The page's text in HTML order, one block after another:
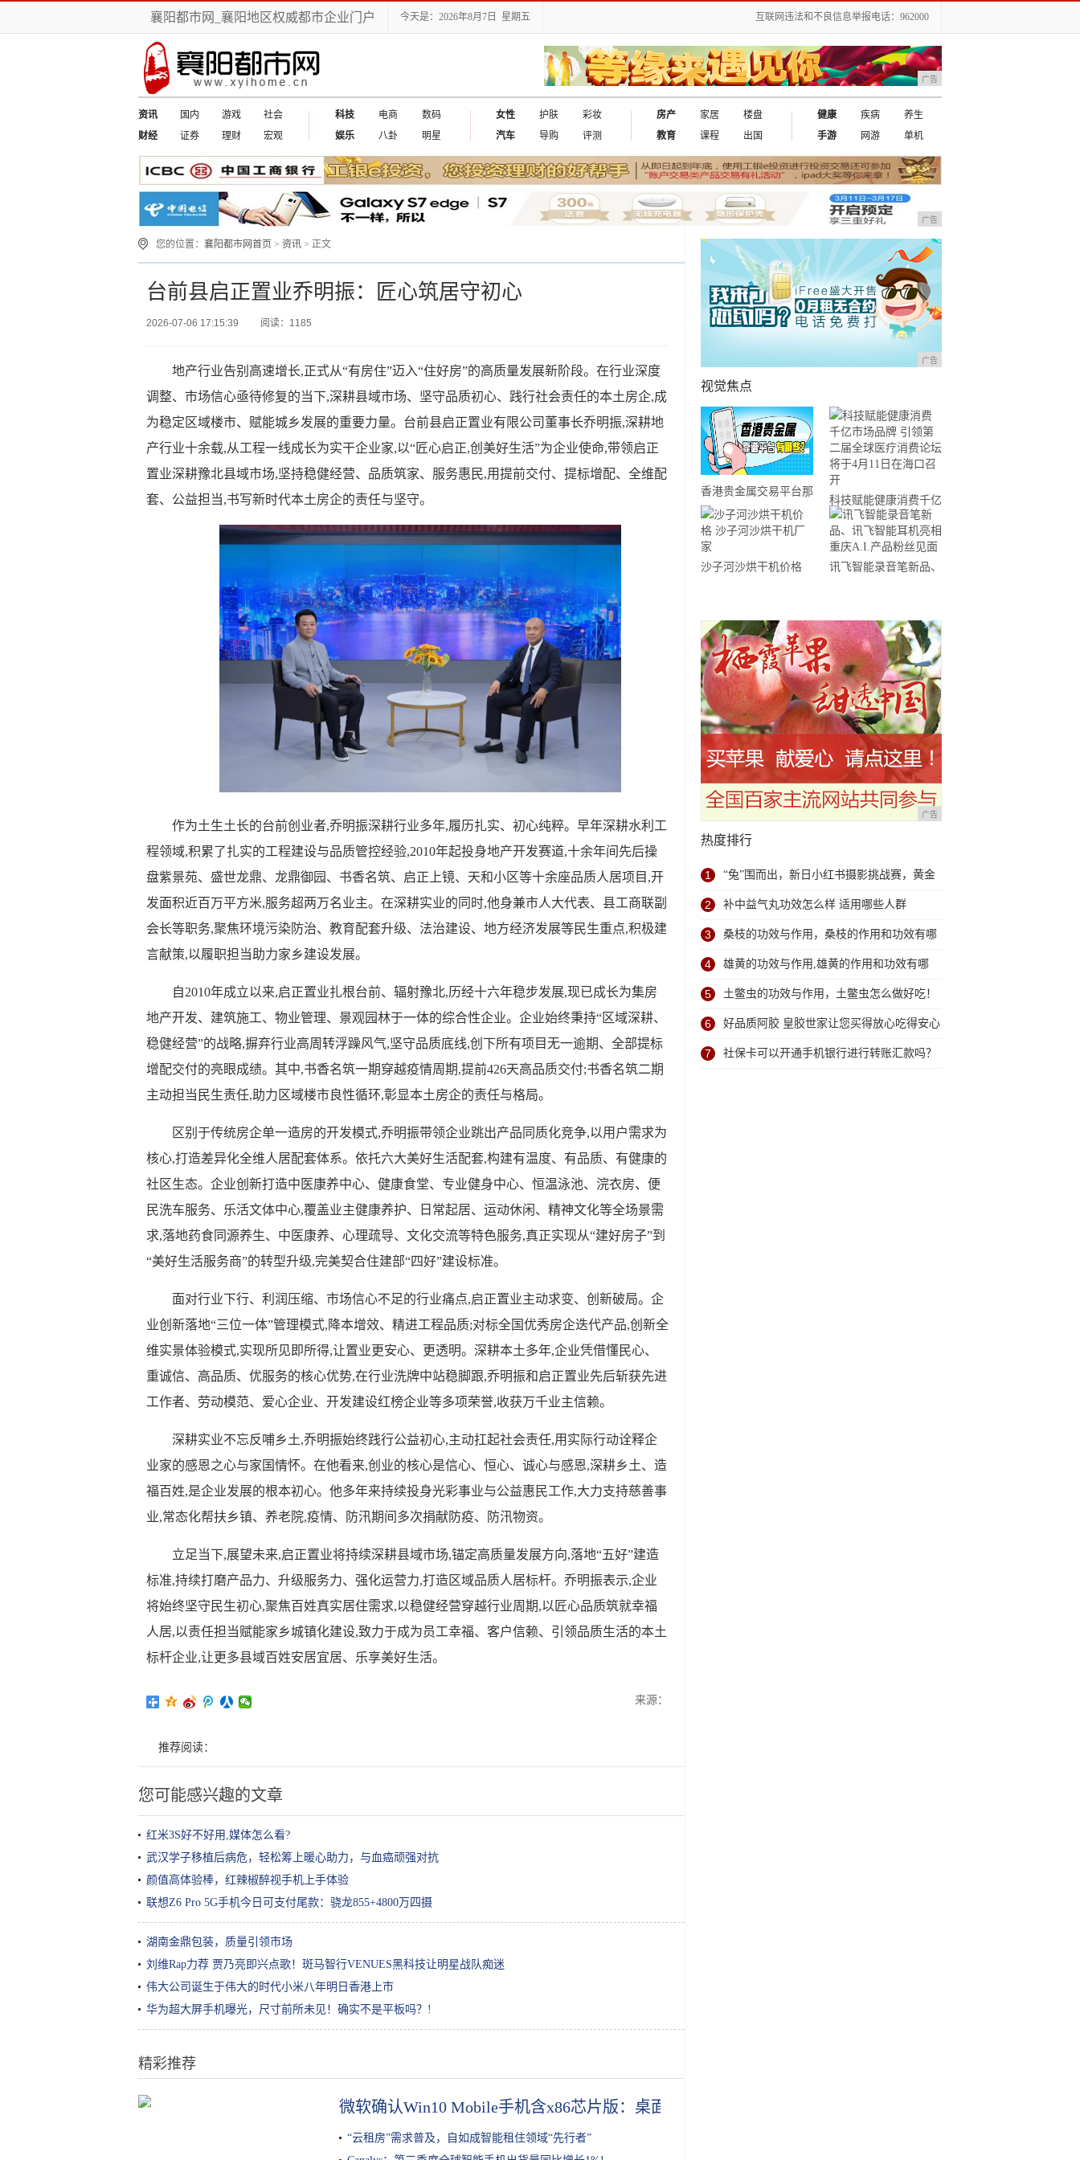
襄阳都市网_襄阳地区权威都市企业门户 今天是：2026年8月7日 星期五 互联网违法和不良信息举报电话：962000
广告
资讯 国内 游戏
社会
财经
证券 理财 宏观
科技 电商
数码
娱乐
八卦 明星
女性 护肤
彩妆
汽车
导购 评测
房产 家居
楼盘
教育
课程 出国
健康 疾病
养生
手游
网游 单机
广告
您的位置： 襄阳都市网首页 > 资讯 > 正文
台前县启正置业乔明振：匠心筑居守初心
2026-07-06 17:15:39 阅读：1185
地产行业告别高速增长,正式从“有房住”迈入“住好房”的高质量发展新阶段。在行业深度
调整、市场信心亟待修复的当下,深耕县域市场、坚守品质初心、践行社会责任的本土房企,成
为稳定区域楼市、赋能城乡发展的重要力量。台前县启正置业有限公司董事长乔明振,深耕地
产行业十余载,从工程一线成长为实干企业家,以“匠心启正,创美好生活”为企业使命,带领启正
置业深耕豫北县域市场,坚持稳健经营、品质筑家、服务惠民,用提前交付、提标增配、全维配
套、公益担当,书写新时代本土房企的责任与坚守。
作为土生土长的台前创业者,乔明振深耕行业多年,履历扎实、初心纯粹。早年深耕水利工
程领域,积累了扎实的工程建设与品质管控经验,2010年起投身地产开发赛道,十余年间先后操
盘紫景苑、盛世龙鼎、龙鼎御园、书香名筑、启正上镜、天和小区等十余座品质人居项目,开
发面积近百万平方米,服务超两万名业主。在深耕实业的同时,他身兼市人大代表、县工商联副
会长等职务,聚焦环境污染防治、教育配套升级、法治建设、地方经济发展等民生重点,积极建
言献策,以履职担当助力家乡建设发展。
自2010年成立以来,启正置业扎根台前、辐射豫北,历经十六年稳步发展,现已成长为集房
地产开发、建筑施工、物业管理、景观园林于一体的综合性企业。企业始终秉持“区域深耕、
稳健经营”的战略,摒弃行业高周转浮躁风气,坚守品质底线,创下所有项目无一逾期、全部提标
增配交付的亮眼成绩。其中,书香名筑一期穿越疫情周期,提前426天高品质交付;书香名筑二期
主动担当民生责任,助力区域楼市良性循环,彰显本土房企的责任与格局。
区别于传统房企单一造房的开发模式,乔明振带领企业跳出产品同质化竞争,以用户需求为
核心,打造差异化全维人居配套体系。依托六大美好生活配套,构建有温度、有品质、有健康的
社区生态。企业创新打造中医康养中心、健康食堂、专业健身中心、恒温泳池、浣衣房、便
民洗车服务、乐活文体中心,覆盖业主健康养护、日常起居、运动休闲、精神文化等全场景需
求,落地药食同源养生、中医康养、心理疏导、文化交流等特色服务,真正实现从“建好房子”到
“美好生活服务商”的转型升级,完美契合住建部“四好”建设标准。
面对行业下行、利润压缩、市场信心不足的行业痛点,启正置业主动求变、创新破局。企
业创新落地“三位一体”管理模式,降本增效、精进工程品质;对标全国优秀房企迭代产品,创新全
维实景体验模式,实现所见即所得,让置业更安心、更透明。深耕本土多年,企业凭借懂民心、
重诚信、高品质、优服务的核心优势,在行业洗牌中站稳脚跟,乔明振和启正置业先后斩获先进
工作者、劳动模范、爱心企业、开发建设红榜企业等多项荣誉,收获万千业主信赖。
深耕实业不忘反哺乡土,乔明振始终践行公益初心,主动扛起社会责任,用实际行动诠释企
业家的感恩之心与家国情怀。在他看来,创业的核心是信心、恒心、诚心与感恩,深耕乡土、造
福百姓,是企业发展的根本初心。他多年来持续投身光彩事业与公益惠民工作,大力支持慈善事
业,常态化帮扶乡镇、养老院,疫情、防汛期间多次捐献防疫、防汛物资。
立足当下,展望未来,启正置业将持续深耕县域市场,锚定高质量发展方向,落地“五好”建造
标准,持续打磨产品力、升级服务力、强化运营力,打造区域品质人居标杆。乔明振表示,企业
将始终坚守民生初心,聚焦百姓真实居住需求,以稳健经营穿越行业周期,以匠心品质筑就幸福
人居,以责任担当赋能家乡城镇化建设,致力于成为员工幸福、客户信赖、引领品质生活的本土
标杆企业,让更多县域百姓安居宜居、乐享美好生活。
来源：
推荐阅读：
您可能感兴趣的文章
红米3S好不好用,媒体怎么看?
武汉学子移植后病危，轻松筹上暖心助力，与血癌顽强对抗
颜值高体验棒，红辣椒醉视手机上手体验
联想Z6 Pro 5G手机今日可支付尾款：骁龙855+4800万四摄
湖南金鼎包装，质量引领市场
刘维Rap力荐 贾乃亮即兴点歌！斑马智行VENUES黑科技让明星战队痴迷
伟大公司诞生于伟大的时代小米八年明日香港上市
华为超大屏手机曝光，尺寸前所未见！确实不是平板吗？!
精彩推荐
iPhone也绿了？这些原谅色单品到
微软确认Win10 Mobile手机含x86芯片版：桌面应用不是梦
“云租房”需求普及，自如成智能租住领域“先行者”
广告
视觉焦点
香港贵金属交易平台那
个好？5个实用平台推
荐！
科技赋能健康消费千亿
市场品牌 引领第二届
全球医疗消费论坛将于
4月11日在海口召开
沙子河沙烘干机价格
讯飞智能录音笔新品、
广告
热度排行
1 “兔”围而出，新日小红书摄影挑战赛，黄金
免费送！
2 补中益气丸功效怎么样 适用哪些人群
3 桑枝的功效与作用，桑枝的作用和功效有哪
些？
4 雄黄的功效与作用,雄黄的作用和功效有哪
些？
5 土鳖虫的功效与作用，土鳖虫怎么做好吃！
6 好品质阿胶 皇胶世家让您买得放心吃得安心
7 社保卡可以开通手机银行进行转账汇款吗？